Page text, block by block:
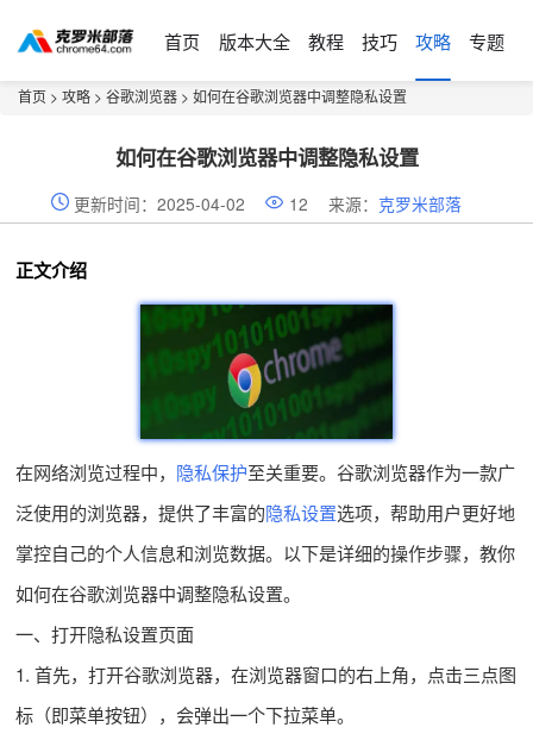
首页 版本大全 教程 技巧 攻略 专题
首页 > 攻略 > 谷歌浏览器 > 如何在谷歌浏览器中调整隐私设置
如何在谷歌浏览器中调整隐私设置
更新时间：2025-04-02 12 来源： 克罗米部落
正文介绍
在网络浏览过程中， 隐私保护至关重要。谷歌浏览器作为一款广
泛使用的浏览器，提供了丰富的隐私设置选项，帮助用户更好地
掌控自己的个人信息和浏览数据。以下是详细的操作步骤，教你
如何在谷歌浏览器中调整隐私设置。
一、打开隐私设置页面
1. 首先，打开谷歌浏览器，在浏览器窗口的右上角，点击三点图
标（即菜单按钮），会弹出一个下拉菜单。